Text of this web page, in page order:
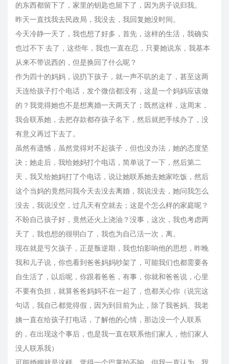
的东西都留下了，家里的钥匙也留下了，因为房子说归我。
昨天一直找我去民政局，我没去，我回复她没时间。
今天冷静一天了，我也想了好多，首先，这样的生活，我确实
也过不下 去了，这些年，我也一直在忍，只要她说东，我基本
从来不带说西的，但是换回了什么呢？
作为四十的妈妈，说扔下孩子，就一声不吭的走了，甚至这两
天连给孩子打个电话，发个微信都没有，这是一个妈妈应该做
的？我觉得她也不是想离婚一天两天了；既然这样，这周末，
我会联系她，去把存款都存孩子名下，然后就把手续办了，没
有意义再过下去了。
虽然有遗憾，虽然觉得对不起孩子，但也没办法，她的态度坚
决；她走后，我给她妈打个电话，简单说了一下，然后第二
天，我又给她妈打了个电话，说让她联系她去她家吃饭，然后
这个当妈的竟然问我今天去没去离婚，我说没去，她问我怎么
没去，我说没空，过几天有空就去；这是个怎么样的家庭呢？
不盼自己孩子好，竟然还火上浇油？没事，这次，我也考虑两
天了，我也想的很明白了，我也为自己活一次，离。
现在就是亏欠孩子，正是叛逆期，我也怕影响他的思想，昨晚
我和儿子说，你也看到爸爸妈妈吵架了，可能我们也都需要各
自生活了，以后呢，你跟着爸爸，有事，你就和爸爸说，心里
不要有负担，就算爸爸妈妈不在一起了，也都关心你（说完这
句话，我自己都觉得假，因为到目前为止，除了我爸妈、我老
姨一直在给孩子打电话，了解他的心情，那边没一个人联系
的，在出现这个事后，也是我一直在联系他们家人，他们家人
没人联系我）